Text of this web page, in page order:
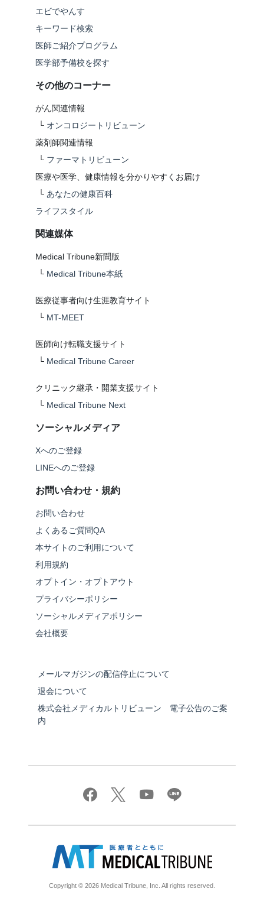
エビでやんす
キーワード検索
医師ご紹介プログラム
医学部予備校を探す
その他のコーナー
がん関連情報
└ オンコロジートリビューン
薬剤師関連情報
└ ファーマトリビューン
医療や医学、健康情報を分かりやすくお届け
└ あなたの健康百科
ライフスタイル
関連媒体
Medical Tribune新聞版
└ Medical Tribune本紙
医療従事者向け生涯教育サイト
└ MT-MEET
医師向け転職支援サイト
└ Medical Tribune Career
クリニック継承・開業支援サイト
└ Medical Tribune Next
ソーシャルメディア
Xへのご登録
LINEへのご登録
お問い合わせ・規約
お問い合わせ
よくあるご質問QA
本サイトのご利用について
利用規約
オプトイン・オプトアウト
プライバシーポリシー
ソーシャルメディアポリシー
会社概要
メールマガジンの配信停止について
退会について
株式会社メディカルトリビューン 電子公告のご案
内
Copyright © 2026 Medical Tribune, Inc. All rights reserved.